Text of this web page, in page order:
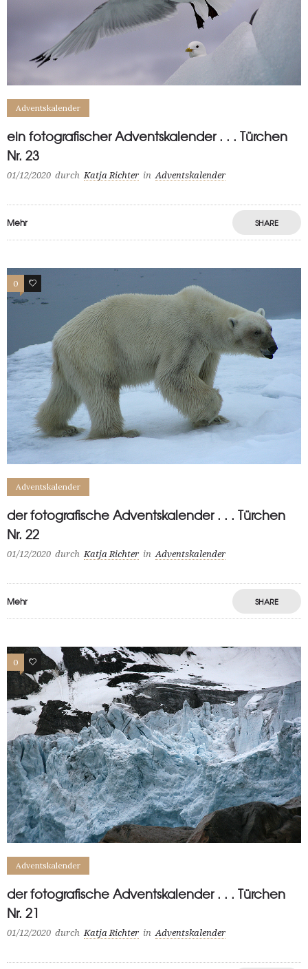
Adventskalender
ein fotografischer Adventskalender . . . Türchen
Nr. 23
01/12/2020 durch Katja Richter in Adventskalender
Mehr SHARE
0 0
Adventskalender
der fotografische Adventskalender . . . Türchen
Nr. 22
01/12/2020 durch Katja Richter in Adventskalender
Mehr SHARE
0 0
Adventskalender
der fotografische Adventskalender . . . Türchen
Nr. 21
01/12/2020 durch Katja Richter in Adventskalender